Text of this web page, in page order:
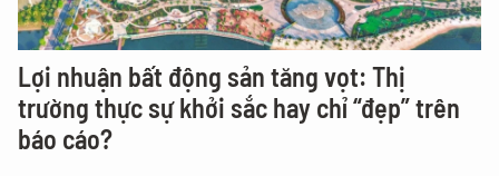
Lợi nhuận bất động sản tăng vọt: Thị
trường thực sự khởi sắc hay chỉ “đẹp” trên
báo cáo?